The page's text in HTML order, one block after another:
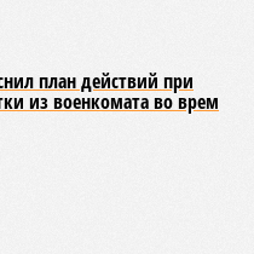
масштабируется на
техники на площадке,
Л» ещё даже не
лагеря у объекта в
ситуацию.
нам перестали
сроки»